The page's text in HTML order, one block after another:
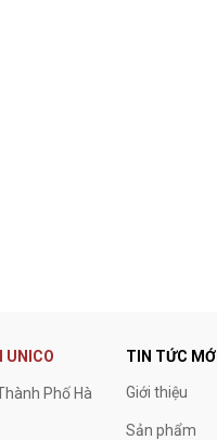
UNICO
Phố Hà
TIN TỨC MỚI
Giới thiệu
Sản phẩm